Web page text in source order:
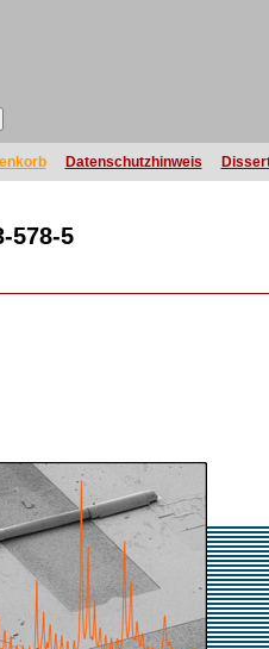
Datenschutzhinweis
578-5